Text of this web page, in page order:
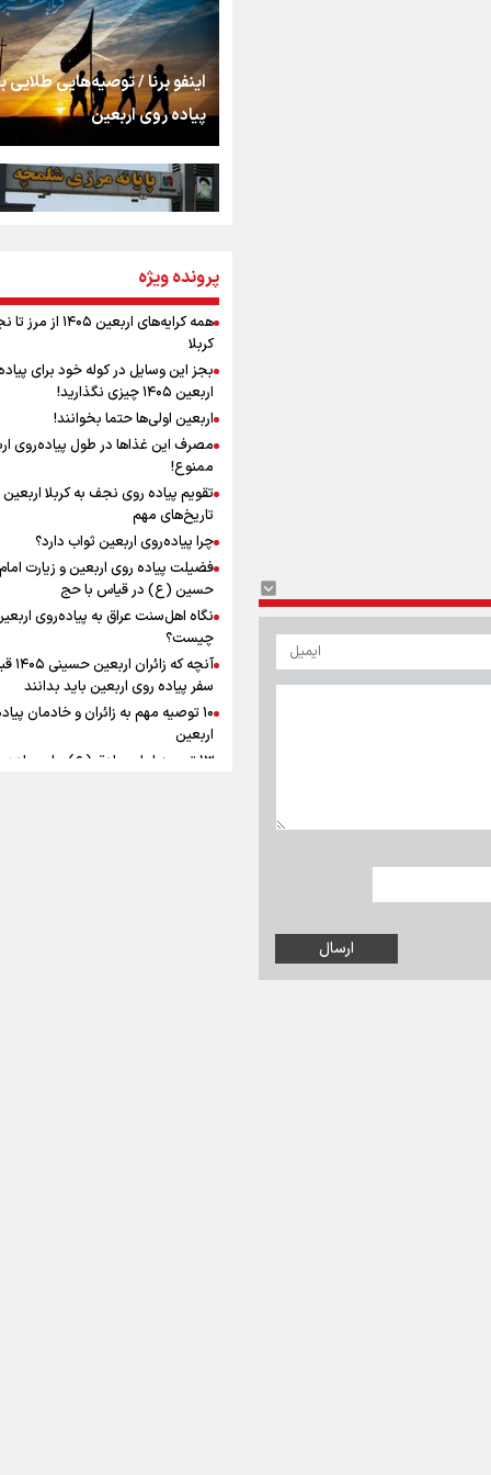
اشک
جمله‌ای که بغض
را شکست؛ «آهای مردم،
تهران رفتند»
سه حسرتی که به
نگاه تمدنی رهبر
فضای مجازی
رابطه کارگر و کارفرما
به زوجیت
اینفو برنا / توصیه‌هایی طلایی
پیاده روی اربعین
اینفو برنا / جدول کامل فاصله
شلمچه تا شهرهای زیارتی عراق
اینفو برنا/ میزان مالیات بر ارزش
افزوده چقدر است؟
اینفوبرنا/ سقف معافیت مالیاتی
حقوق کارکنان دولت و
در بودجه ۱۴۰۵ چقدر است؟
پرونده ویژه
همه کرایه‌های اربعین ۱۴۰۵
کربلا
بجز این وسایل در کوله خود برای
اربعین ۱۴۰۵ چیزی نگذارید!
اربعین اولی‌ها حتما بخوانند!
مصرف این غذاها در طول پیاده‌روی
ممنوع!
تاریخ‌های مهم
چرا پیاده‌روی اربعین ثواب دارد؟
فضیلت پیاده روی اربعین و زیارت امام
حسین (ع) در قیاس با حج
نگاه اهل‌سنت عراق به پیاده‌روی
چیست؟
آنچه که
سفر پیاده روی اربعین باید بدانند
۱۰ توصیه مهم به زائران و خادمان
اربعین
۱۳ توصیه امام صادق (ع) برای